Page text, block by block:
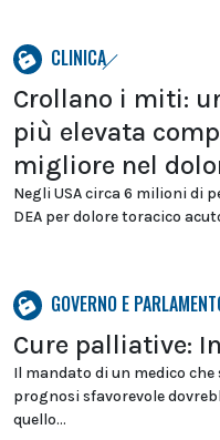
CLINICA
Crollano i miti:
più elevata
migliore nel
Negli USA circa 6 milioni di
DEA per dolore toracico
GOVERNO E
Cure palliative:
Il mandato di un medico
prognosi sfavorevole
quello...